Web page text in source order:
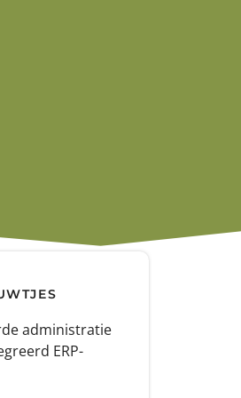
administratie
ERP-